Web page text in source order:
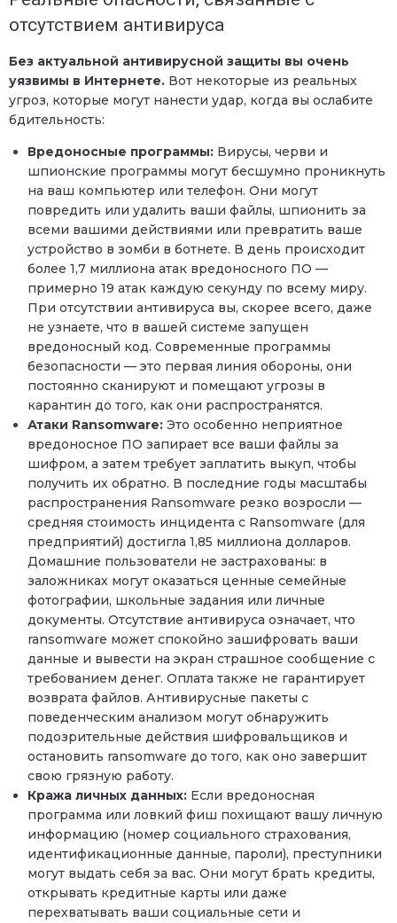
отсутствием антивируса
Без актуальной антивирусной защиты вы очень
уязвимы в Интернете. Вот некоторые из реальных
угроз, которые могут нанести удар, когда вы ослабите
бдительность:
Вредоносные программы: Вирусы, черви и
шпионские программы могут бесшумно проникнуть
на ваш компьютер или телефон. Они могут
повредить или удалить ваши файлы, шпионить за
всеми вашими действиями или превратить ваше
устройство в зомби в ботнете. В день происходит
более 1,7 миллиона атак вредоносного ПО —
примерно 19 атак каждую секунду по всему миру.
При отсутствии антивируса вы, скорее всего, даже
не узнаете, что в вашей системе запущен
вредоносный код. Современные программы
безопасности — это первая линия обороны, они
постоянно сканируют и помещают угрозы в
карантин до того, как они распространятся.
Атаки Ransomware: Это особенно неприятное
вредоносное ПО запирает все ваши файлы за
шифром, а затем требует заплатить выкуп, чтобы
получить их обратно. В последние годы масштабы
распространения Ransomware резко возросли —
средняя стоимость инцидента с Ransomware (для
предприятий) достигла 1,85 миллиона долларов.
Домашние пользователи не застрахованы: в
заложниках могут оказаться ценные семейные
фотографии, школьные задания или личные
документы. Отсутствие антивируса означает, что
ransomware может спокойно зашифровать ваши
данные и вывести на экран страшное сообщение с
требованием денег. Оплата также не гарантирует
возврата файлов. Антивирусные пакеты с
поведенческим анализом могут обнаружить
подозрительные действия шифровальщиков и
остановить ransomware до того, как оно завершит
свою грязную работу.
Кража личных данных: Если вредоносная
программа или ловкий фиш похищают вашу личную
информацию (номер социального страхования,
идентификационные данные, пароли), преступники
могут выдать себя за вас. Они могут брать кредиты,
открывать кредитные карты или даже
перехватывать ваши социальные сети и